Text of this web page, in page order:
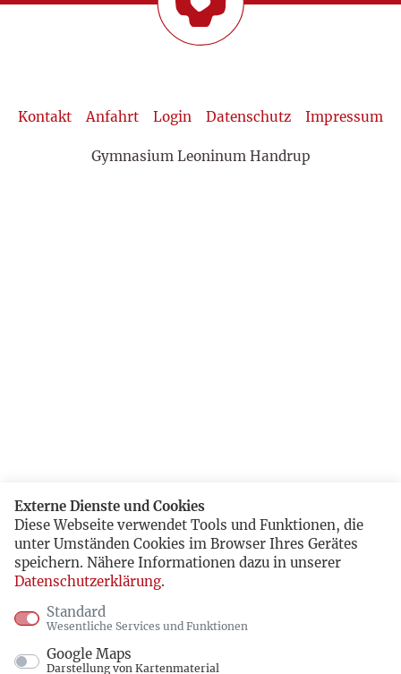
Kontakt Anfahrt Login Datenschutz Impressum
Gymnasium Leoninum Handrup
Externe Dienste und Cookies
Diese Webseite verwendet Tools und Funktionen, die
unter Umständen Cookies im Browser Ihres Gerätes
speichern. Nähere Informationen dazu in unserer
Datenschutzerklärung.
Standard
Wesentliche Services und Funktionen
Google Maps
Darstellung von Kartenmaterial